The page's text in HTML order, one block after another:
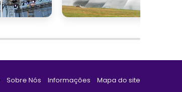
Sobre Nós Informações Mapa do site